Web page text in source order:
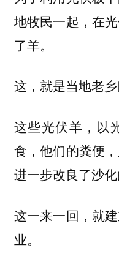
地牧民一起，在
了羊。
这，就是当地老乡
这些光伏羊，以
食，他们的粪便
进一步改良了沙化
这一来一回，就
业。